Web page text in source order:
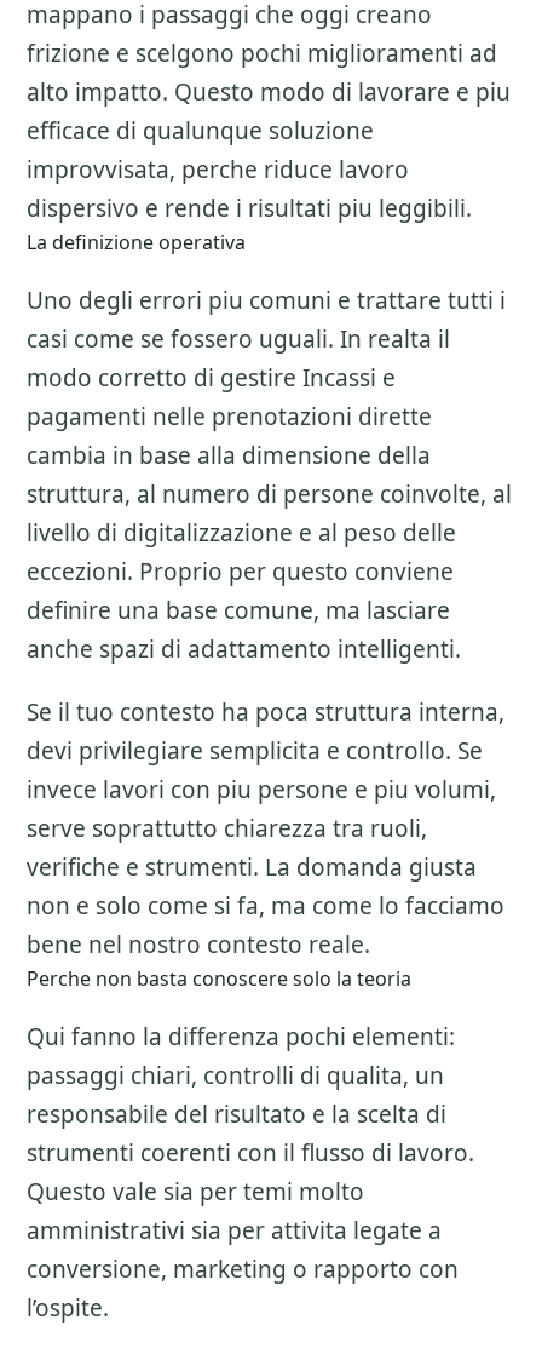
mappano i passaggi che oggi creano
frizione e scelgono pochi miglioramenti ad
alto impatto. Questo modo di lavorare e piu
efficace di qualunque soluzione
improvvisata, perche riduce lavoro
dispersivo e rende i risultati piu leggibili.
La definizione operativa
Uno degli errori piu comuni e trattare tutti i
casi come se fossero uguali. In realta il
modo corretto di gestire Incassi e
pagamenti nelle prenotazioni dirette
cambia in base alla dimensione della
struttura, al numero di persone coinvolte, al
livello di digitalizzazione e al peso delle
eccezioni. Proprio per questo conviene
definire una base comune, ma lasciare
anche spazi di adattamento intelligenti.
Se il tuo contesto ha poca struttura interna,
devi privilegiare semplicita e controllo. Se
invece lavori con piu persone e piu volumi,
serve soprattutto chiarezza tra ruoli,
verifiche e strumenti. La domanda giusta
non e solo come si fa, ma come lo facciamo
bene nel nostro contesto reale.
Perche non basta conoscere solo la teoria
Qui fanno la differenza pochi elementi:
passaggi chiari, controlli di qualita, un
responsabile del risultato e la scelta di
strumenti coerenti con il flusso di lavoro.
Questo vale sia per temi molto
amministrativi sia per attivita legate a
conversione, marketing o rapporto con
l’ospite.